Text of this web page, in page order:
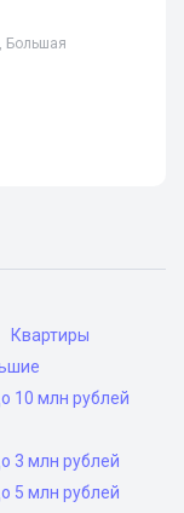
Большая
Квартиры
10 млн рублей
3 млн рублей
5 млн рублей